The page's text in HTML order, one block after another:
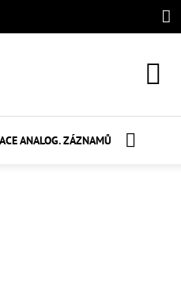
ANALOG. ZÁZNAMŮ